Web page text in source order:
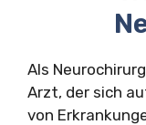
Als
Arzt, der sich
von